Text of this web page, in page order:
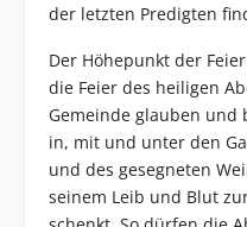
der letzten Predigten
Der Höhepunkt der
die Feier des heiligen
Gemeinde glauben und
in, mit und unter den
und des gesegneten
seinem Leib und Blut